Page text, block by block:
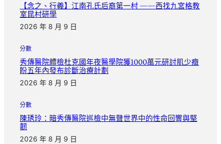
【念之、行義】江南孔氏后裔第一村 ——西找九宮格教
室昆村研學
2026 年 8 月 9 日
分數
秀傳醫院體檢杜克國年夜醫學院獲1000萬元研討肌少癥
盼五年內發布診斷治療計劃
2026 年 8 月 9 日
分數
陳琇玲：暗秀傳醫院巡檢中無聲世界中的性命回響與堅
韌
2026 年 8 月 9 日